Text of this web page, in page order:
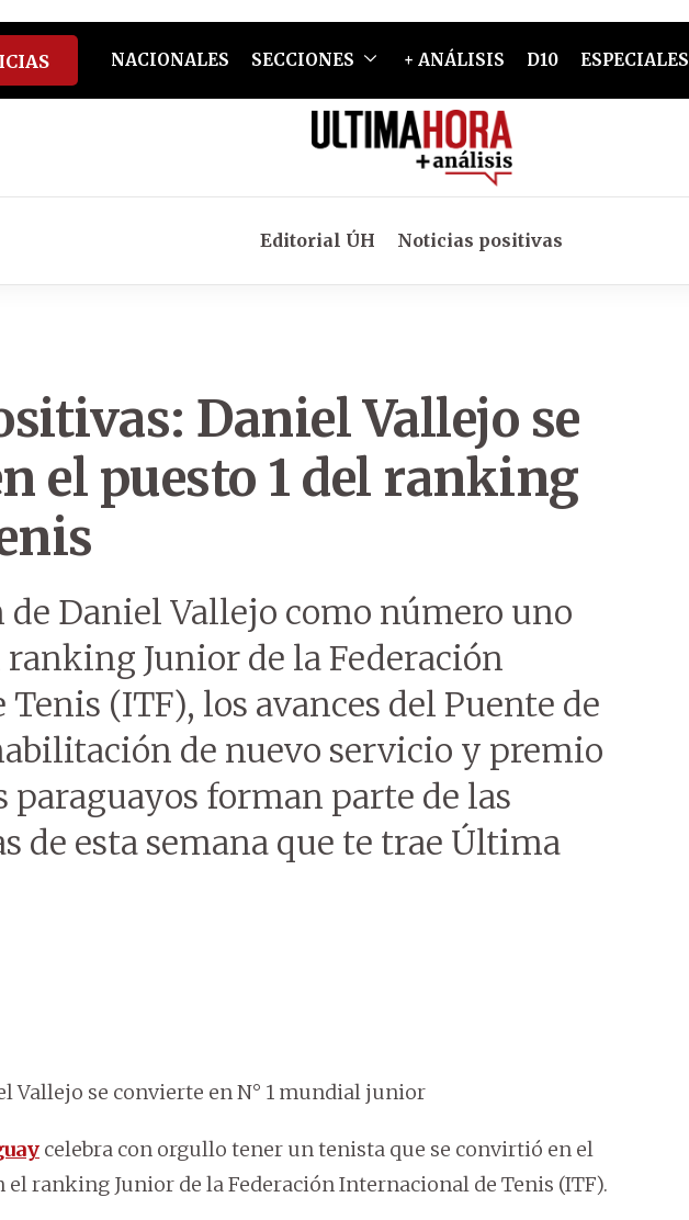
NACIONALES SECCIONES + ANÁLISIS D10 ESPECIALES
Editorial ÚH Noticias positivas
Daniel Vallejo se
el puesto 1 del ranking
de Daniel Vallejo como número uno
Junior de la Federación
(ITF), los avances del Puente de
de nuevo servicio y premio
paraguayos forman parte de las
de esta semana que te trae Última
Vallejo se convierte en N° 1 mundial junior
celebra con orgullo tener un tenista que se convirtió en el
ranking Junior de la Federación Internacional de Tenis (ITF).